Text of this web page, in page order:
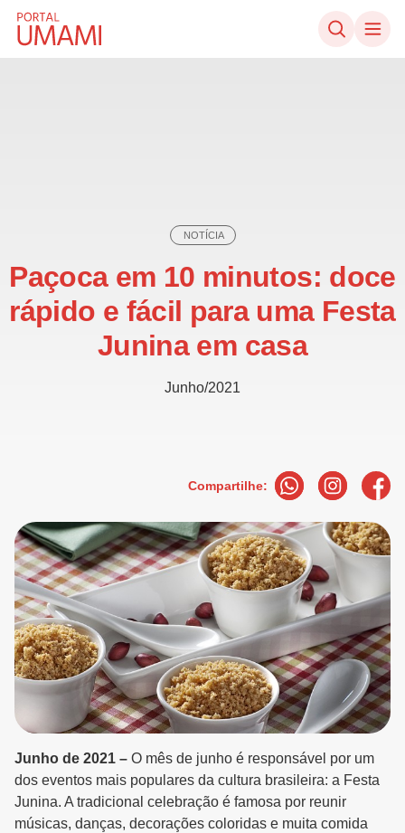
Ir direto ao conteúdo
NOTÍCIA
Paçoca em 10 minutos: doce
rápido e fácil para uma Festa
Junina em casa
Junho/2021
Compartilhe:
Junho de 2021 – O mês de junho é responsável por um
dos eventos mais populares da cultura brasileira: a Festa
Junina. A tradicional celebração é famosa por reunir
músicas, danças, decorações coloridas e muita comida